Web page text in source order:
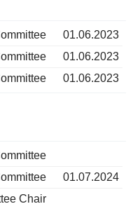
01.06.2023
01.06.2023
01.06.2023
01.07.2024
Chair